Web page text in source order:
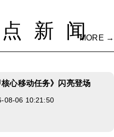
新闻
MORE →
心移动任务》闪亮登场
08-06 10:21:50